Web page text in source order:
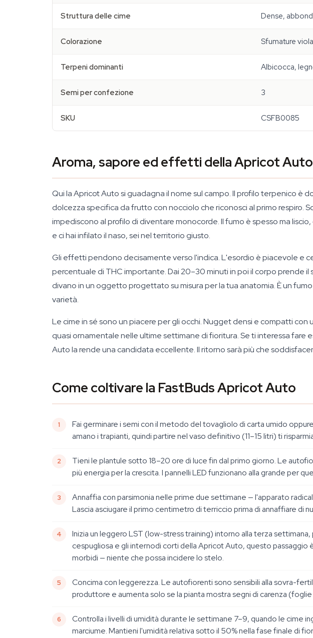
Struttura delle cime Dense,
Colorazione Sfumature
Terpeni dominanti Albicocca,
Semi per confezione 3
SKU CSFB0085
Aroma, sapore ed effetti della Apricot Auto
Qui la Apricot Auto si guadagna il nome sul campo. Il profilo terpenico
dolcezza specifica da frutto con nocciolo che riconosci al primo
impediscono al profilo di diventare monocorde. Il fumo è spesso ma
e ci hai infilato il naso, sei nel territorio giusto.
Gli effetti pendono decisamente verso l'indica. L'esordio è piacevole e
percentuale di THC importante. Dai 20–30 minuti in poi il corpo prende
divano in un oggetto progettato su misura per la tua anatomia. È un
varietà.
Le cime in sé sono un piacere per gli occhi. Nugget densi e compatti
quasi ornamentale nelle ultime settimane di fioritura. Se ti interessa
Auto la rende una candidata eccellente. Il ritorno sarà più che
Come coltivare la FastBuds Apricot Auto
Fai germinare i semi con il metodo del tovagliolo di carta umido
amano i trapianti, quindi partire nel vaso definitivo (11–15 litri) ti
Tieni le plantule sotto 18–20 ore di luce fin dal primo giorno. Le
più energia per la crescita. I pannelli LED funzionano alla grande per
Annaffia con parsimonia nelle prime due settimane — l'apparato
Lascia asciugare il primo centimetro di terriccio prima di annaffiare di
Inizia un leggero LST (low-stress training) intorno alla terza
cespugliosa e gli internodi corti della Apricot Auto, questo
morbidi — niente che possa incidere lo stelo.
Concima con leggerezza. Le autofiorenti sono sensibili alla sovra-
produttore e aumenta solo se la pianta mostra segni di carenza
Controlla i livelli di umidità durante le settimane 7–9, quando le cime
marciume. Mantieni l'umidità relativa sotto il 50% nella fase finale di